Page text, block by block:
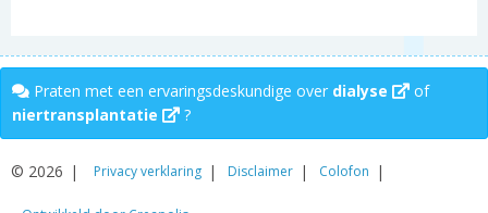
Praten met een ervaringsdeskundige over dialyse
of
niertransplantatie
?
© 2026 Privacy verklaring Disclaimer Colofon